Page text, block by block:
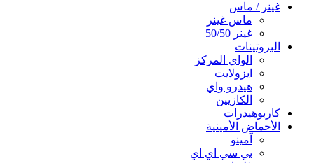
غينر / ماس
ماس غينر
غينر 50/50
البروتينات
الواي المركز
ايزولايت
هيدرو واي
الكازيين
كاربوهيدرات
الأحماض الأمينية
آمينو
بي سي اي اي